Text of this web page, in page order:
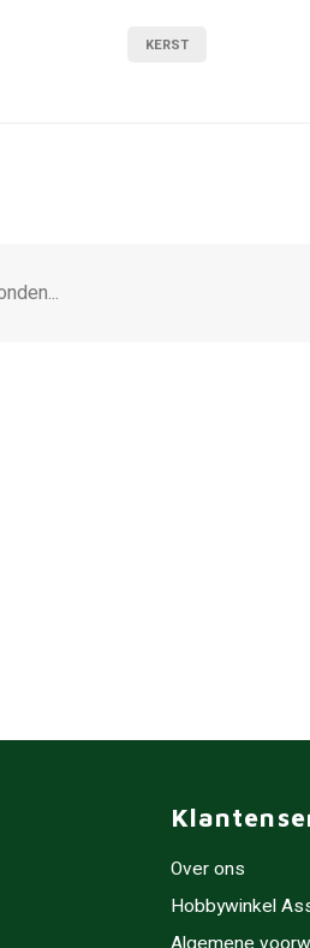
KERST
Over ons
Hobbywinkel